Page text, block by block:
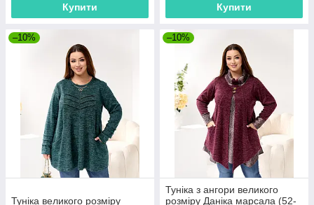
Купити Купити
–10%
Туніка великого розміру
–10%
Туніка з ангори великого
розміру Даніка марсала (52-